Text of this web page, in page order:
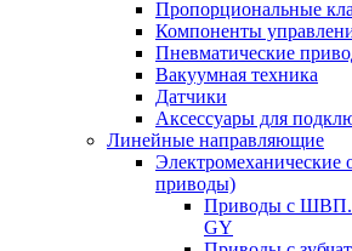
Пропорциональные
Компоненты
Пневматические
Вакуумная техника
Датчики
Аксессуары для
Линейные направляющие
Электромеханические
приводы)
Приводы с ШВП.
GY